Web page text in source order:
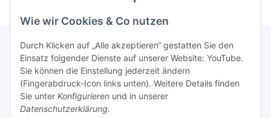
Wie wir Cookies & Co nutzen
Durch Klicken auf „Alle akzeptieren“ gestatten Sie den
Einsatz folgender Dienste auf unserer Website: YouTube.
Sie können die Einstellung jederzeit ändern
(Fingerabdruck-Icon links unten). Weitere Details finden
Sie unter Konfigurieren und in unserer
Datenschutzerklärung.
Informationen
Gesetzliche Informationen